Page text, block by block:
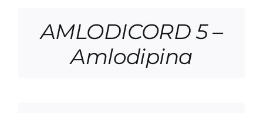
AMLODICORD 5 –
Amlodipina